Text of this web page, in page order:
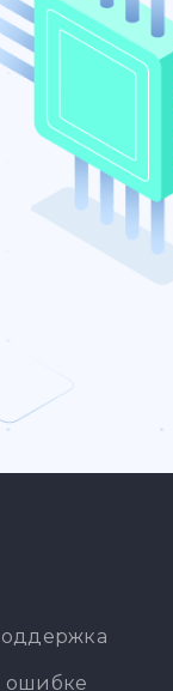
ошибке